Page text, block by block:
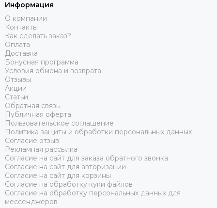
Информация
О компании
Контакты
Как сделать заказ?
Оплата
Доставка
Бонусная программа
Условия обмена и возврата
Отзывы
Акции
Статьи
Обратная связь
Публичная оферта
Пользовательское соглашение
Политика защиты и обработки персональных данных
Согласие отзыв
Рекламная рассылка
Согласие на сайт для заказа обратного звонка
Согласие на сайт для авторизации
Согласие на сайт для корзины
Согласие на обработку куки файлов
Согласие на обработку персональных данных для
мессенджеров